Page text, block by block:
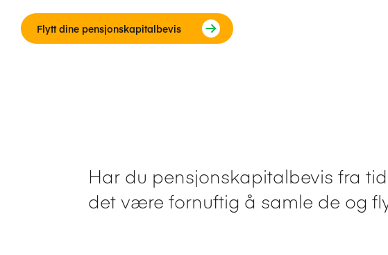
Flytt dine pensjonskapitalbevis
Har du pensjonskapitalbevis fra
det være fornuftig å samle de og